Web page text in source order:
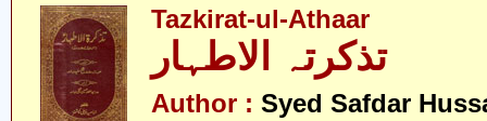
Tazkirat-ul-Athaar
تذکرتہ الاطہار
Author : Syed Safdar